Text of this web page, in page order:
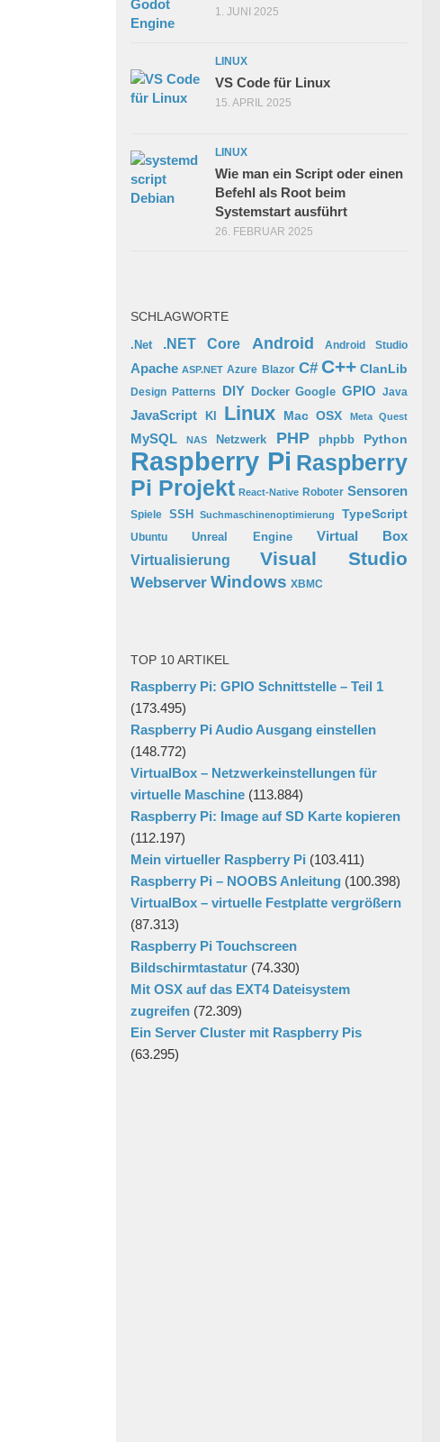
1. JUNI 2025
LINUX
VS Code für Linux
15. APRIL 2025
LINUX
Wie man ein Script oder einen
Befehl als Root beim
Systemstart ausführt
26. FEBRUAR 2025
SCHLAGWORTE
.Net .NET Core Android Android Studio
Apache ASP.NET Azure Blazor C# C++ ClanLib
Design Patterns DIY Docker Google GPIO Java
JavaScript KI Linux Mac OSX Meta Quest
MySQL NAS Netzwerk PHP phpbb Python
Raspberry Pi Raspberry
Pi Projekt React-Native Roboter Sensoren
Spiele SSH Suchmaschinenoptimierung TypeScript
Ubuntu Unreal Engine
Virtual Box
Virtualisierung
Visual Studio
Webserver Windows XBMC
TOP 10 ARTIKEL
Raspberry Pi: GPIO Schnittstelle – Teil 1
(173.495)
Raspberry Pi Audio Ausgang einstellen
(148.772)
VirtualBox – Netzwerkeinstellungen für
virtuelle Maschine (113.884)
Raspberry Pi: Image auf SD Karte kopieren
(112.197)
Mein virtueller Raspberry Pi (103.411)
Raspberry Pi – NOOBS Anleitung (100.398)
VirtualBox – virtuelle Festplatte vergrößern
(87.313)
Raspberry Pi Touchscreen
Bildschirmtastatur (74.330)
Mit OSX auf das EXT4 Dateisystem
zugreifen (72.309)
Ein Server Cluster mit Raspberry Pis
(63.295)